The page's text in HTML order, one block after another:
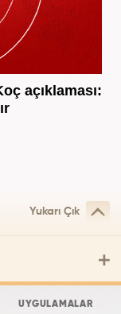
açıklaması:
Yukarı Çık
UYGULAMALAR